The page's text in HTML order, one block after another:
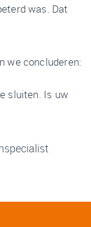
was. Dat
we concluderen:
sluiten. Is uw